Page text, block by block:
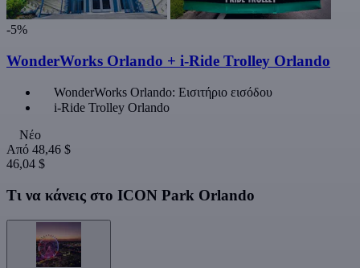
-5%
WonderWorks Orlando + i-Ride Trolley Orlando
WonderWorks Orlando: Εισιτήριο εισόδου
i-Ride Trolley Orlando
Νέο
Από 48,46 $
46,04 $
Τι να κάνεις στο ICON Park Orlando